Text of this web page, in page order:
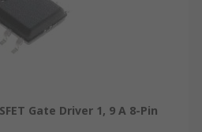
Gate Driver 1, 9 A 8-Pin